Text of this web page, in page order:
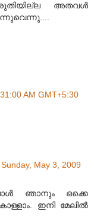
അതവള്‍
AM GMT+5:30
Sunday, May 3, 2009
ഞാനും ഒക്കെ
ഇനി മേലില്‍